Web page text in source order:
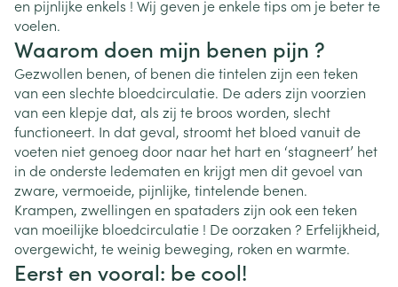
en pijnlijke enkels ! Wij geven je enkele tips om je beter te
voelen.
Waarom doen mijn benen pijn ?
Gezwollen benen, of benen die tintelen zijn een teken
van een slechte bloedcirculatie. De aders zijn voorzien
van een klepje dat, als zij te broos worden, slecht
functioneert. In dat geval, stroomt het bloed vanuit de
voeten niet genoeg door naar het hart en ‘stagneert’ het
in de onderste ledematen en krijgt men dit gevoel van
zware, vermoeide, pijnlijke, tintelende benen.
Krampen, zwellingen en spataders zijn ook een teken
van moeilijke bloedcirculatie ! De oorzaken ? Erfelijkheid,
overgewicht, te weinig beweging, roken en warmte.
Eerst en vooral: be cool!